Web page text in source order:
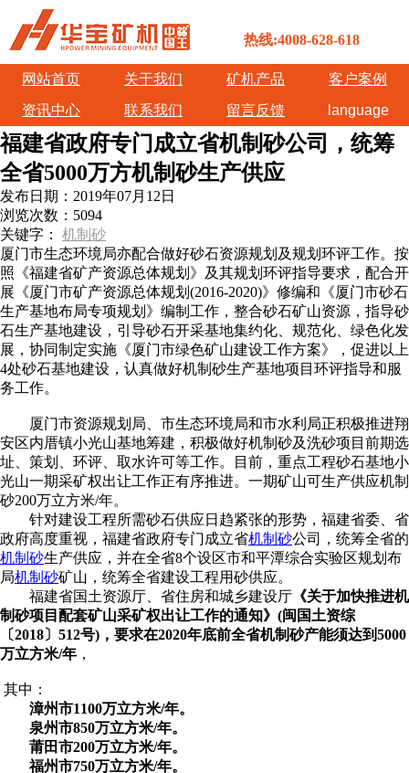
热线:4008-628-618
网站首页 关于我们 矿机产品
客户案例
资讯中心
联系我们 留言反馈 language
福建省政府专门成立省机制砂公司，统筹
全省5000万方机制砂生产供应
发布日期： 2019年07月12日
浏览次数： 5094
关键字： 机制砂
厦门市生态环境局亦配合做好砂石资源规划及规划环评工作。按
照《福建省矿产资源总体规划》及其规划环评指导要求，配合开
展《厦门市矿产资源总体规划(2016-2020)》修编和《厦门市砂石
生产基地布局专项规划》编制工作，整合砂石矿山资源，指导砂
石生产基地建设，引导砂石开采基地集约化、规范化、绿色化发
展，协同制定实施《厦门市绿色矿山建设工作方案》，促进以上
4处砂石基地建设，认真做好机制砂生产基地项目环评指导和服
务工作。
厦门市资源规划局、市生态环境局和市水利局正积极推进翔
安区内厝镇小光山基地筹建，积极做好机制砂及洗砂项目前期选
址、策划、环评、取水许可等工作。目前，重点工程砂石基地小
光山一期采矿权出让工作正有序推进。一期矿山可生产供应机制
砂200万立方米/年。
针对建设工程所需砂石供应日趋紧张的形势，福建省委、省
政府高度重视，福建省政府专门成立省机制砂公司，统筹全省的
机制砂生产供应，并在全省8个设区市和平潭综合实验区规划布
局机制砂矿山，统筹全省建设工程用砂供应。
福建省国土资源厅、省住房和城乡建设厅 《关于加快推进机
制砂项目配套矿山采矿权出让工作的通知》(闽国土资综
〔2018〕512号)，要求在2020年底前全省机制砂产能须达到5000
万立方米/年 ，
其中：
漳州市1100万立方米/年。
泉州市850万立方米/年。
莆田市200万立方米/年。
福州市750万立方米/年。